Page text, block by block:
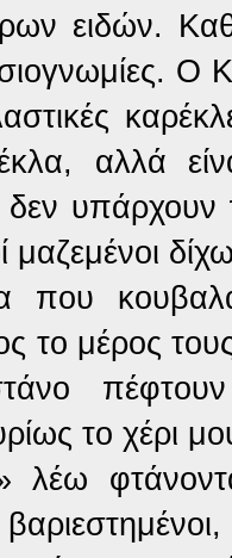
ειδών.
Ο
αλλά
δεν
μαζεμένοι
που
το μέρος
το χέρι
λέω